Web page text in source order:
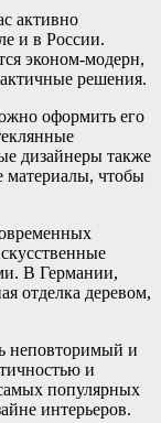
активно
и в России.
эконом-модерн,
решения.
оформить его
дизайнеры также
материалы, чтобы
В Германии,
отделка деревом,
неповторимый и
и
популярных
интерьеров.